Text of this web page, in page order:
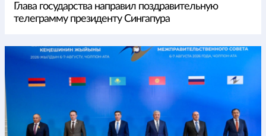
Глава государства направил поздравительную
телеграмму президенту Сингапура